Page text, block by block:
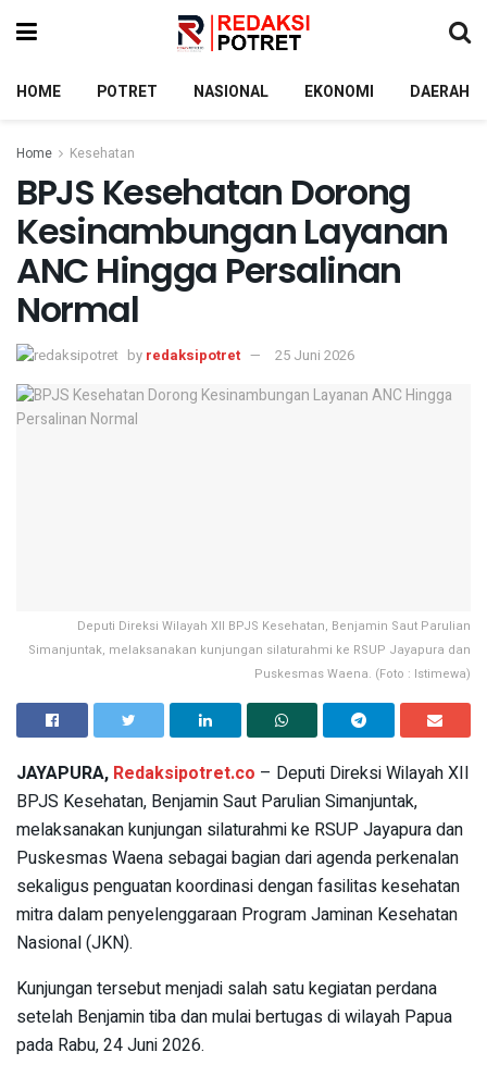
HOME POTRET NASIONAL EKONOMI DAERAH
Home Kesehatan
BPJS Kesehatan Dorong
Kesinambungan Layanan
ANC Hingga Persalinan
Normal
by redaksipotret 25 Juni 2026
Deputi Direksi Wilayah XII BPJS Kesehatan, Benjamin Saut Parulian
Simanjuntak, melaksanakan kunjungan silaturahmi ke RSUP Jayapura dan
Puskesmas Waena. (Foto : Istimewa)
JAYAPURA, Redaksipotret.co – Deputi Direksi Wilayah XII
BPJS Kesehatan, Benjamin Saut Parulian Simanjuntak,
melaksanakan kunjungan silaturahmi ke RSUP Jayapura dan
Puskesmas Waena sebagai bagian dari agenda perkenalan
sekaligus penguatan koordinasi dengan fasilitas kesehatan
mitra dalam penyelenggaraan Program Jaminan Kesehatan
Nasional (JKN).
Kunjungan tersebut menjadi salah satu kegiatan perdana
setelah Benjamin tiba dan mulai bertugas di wilayah Papua
pada Rabu, 24 Juni 2026.